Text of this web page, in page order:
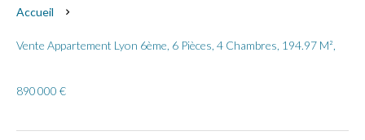
Accueil
Vente Appartement Lyon 6ème, 6 Pièces, 4 Chambres, 194.97 M²,
890 000 €